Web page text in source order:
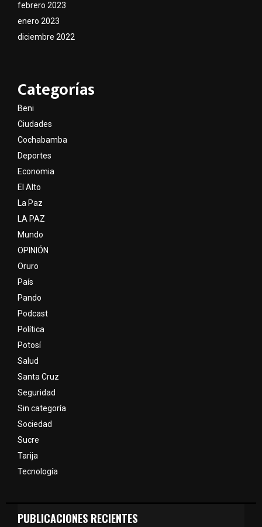
febrero 2023
enero 2023
diciembre 2022
Categorías
Beni
Ciudades
Cochabamba
Deportes
Economia
El Alto
La Paz
LA PAZ
Mundo
OPINIÓN
Oruro
País
Pando
Podcast
Política
Potosí
Salud
Santa Cruz
Seguridad
Sin categoría
Sociedad
Sucre
Tarija
Tecnología
PUBLICACIONES RECIENTES